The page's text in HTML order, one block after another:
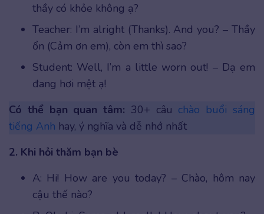
thầy có khỏe không ạ?
Teacher: I’m alright (Thanks). And you? – Thầy
ổn (Cảm ơn em), còn em thì sao?
Student: Well, I’m a little worn out! – Dạ em
đang hơi mệt ạ!
Có thể bạn quan tâm: 30+ câu chào buổi sáng
tiếng Anh hay, ý nghĩa và dễ nhớ nhất
2. Khi hỏi thăm bạn bè
A: Hi! How are you today? – Chào, hôm nay
cậu thế nào?